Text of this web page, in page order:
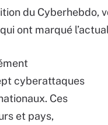
du Cyberhebdo,
ont marqué
cyberattaques
Ces
et pays,